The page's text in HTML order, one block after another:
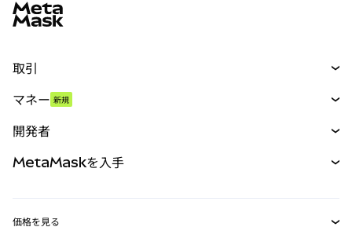
取引
パーペチュアル
RWA
マネー 新規
開発者
MetaMaskを入手
価格を見る